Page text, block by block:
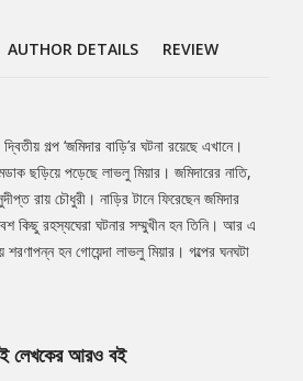
AUTHOR DETAILS REVIEW
গল্প ‘জমিদার বাড়ি’র ঘটনা রয়েছে এখানে।
ছড়িয়ে পড়েছে লাভলু মিয়ার। জমিদারের নাতি,
রায় চৌধুরী। নাড়ির টানে ফিরেছেন জমিদার
কিছু রহস্যঘেরা ঘটনার সম্মুখীন হন তিনি। আর এ
হন গোয়েন্দা লাভলু মিয়ার। গল্পের ঘনঘটা
লেখকের আরও বই